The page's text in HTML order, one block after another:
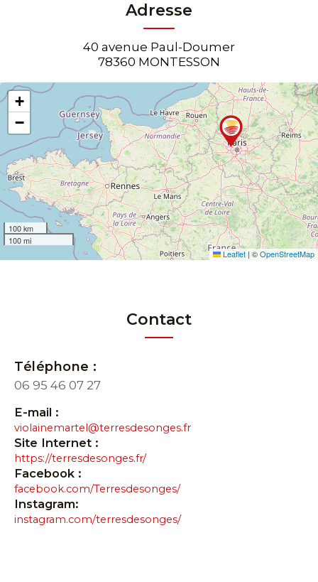
Adresse
40 avenue Paul-Doumer
78360 MONTESSON
+
−
100 km
100 mi
Leaflet | ©OpenStreetMap
Contact
Téléphone :
06 95 46 07 27
E-mail :
violainemartel@terresdesonges.fr
Site Internet :
https://terresdesonges.fr/
Facebook :
facebook.com/Terresdesonges/
Instagram:
instagram.com/terresdesonges/